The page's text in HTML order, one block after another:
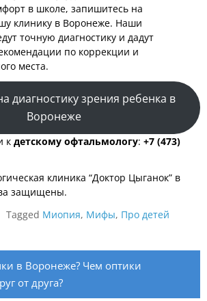
в школе, запишитесь на
клинику в Воронеже. Наши
точную диагностику и дадут
по коррекции и
места.
диагностику зрения ребенка в
Воронеже
к детскому офтальмологу: +7 (473)
клиника “Доктор Цыганок” в
защищены.
Tagged Миопия, Мифы, Про детей
в Воронеже? Чем оптики
от друга?